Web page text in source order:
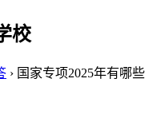
校
› 国家专项2025年有哪些